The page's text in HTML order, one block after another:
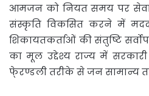
आमजन को नियत समय पर
संस्कृति विकसित करने में मदद
शिकायतकर्ताओं की संतुष्टि
का मूल उद्देश्य राज्य में
फे्रण्डली तरीके से जन सामान्य